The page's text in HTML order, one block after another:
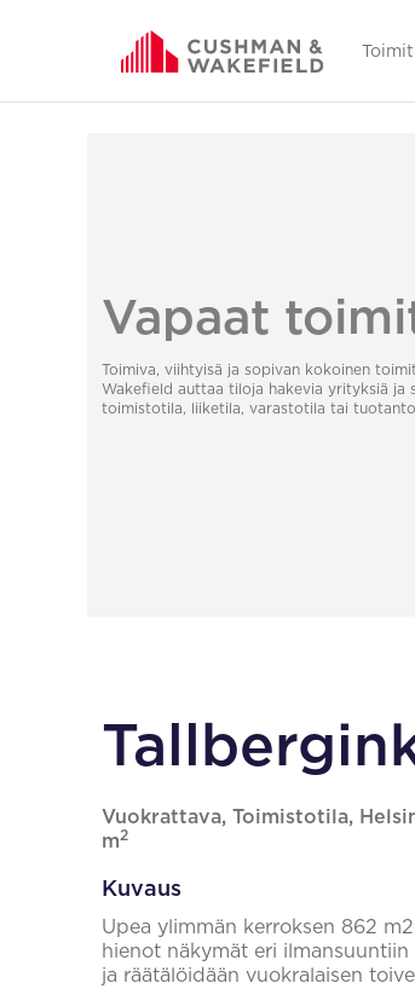
Vapaat
Toimiva, viihtyisä ja sopivan kokoinen
Wakefield auttaa tiloja hakevia yrityksiä ja
toimistotila, liiketila, varastotila tai
Vuokrattava, Toimistotila,
m2
Kuvaus
Upea ylimmän kerroksen 862
hienot näkymät eri
ja räätälöidään vuokralaisen